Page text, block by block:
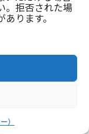
。拒否された場
ります。
）
事例・料
きる資料